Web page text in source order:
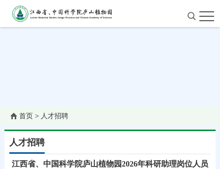
首页> 人才招聘
人才招聘
江西省、中国科学院庐山植物园2026年科研助理岗位人员